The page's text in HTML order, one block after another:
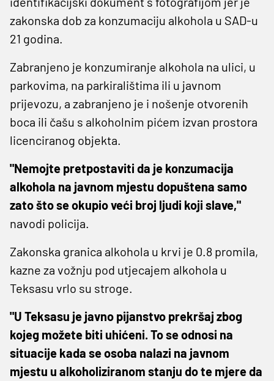
zakonska dob za konzumaciju alkohola u SAD-u
21 godina.
Zabranjeno je konzumiranje alkohola na ulici, u
parkovima, na parkiralištima ili u javnom
prijevozu, a zabranjeno je i nošenje otvorenih
boca ili čašu s alkoholnim pićem izvan prostora
licenciranog objekta.
"Nemojte pretpostaviti da je konzumacija
alkohola na javnom mjestu dopuštena samo
zato što se okupio veći broj ljudi koji slave,"
navodi policija.
Zakonska granica alkohola u krvi je 0.8 promila,
kazne za vožnju pod utjecajem alkohola u
Teksasu vrlo su stroge.
"U Teksasu je javno pijanstvo prekršaj zbog
kojeg možete biti uhićeni. To se odnosi na
situacije kada se osoba nalazi na javnom
mjestu u alkoholiziranom stanju do te mjere da